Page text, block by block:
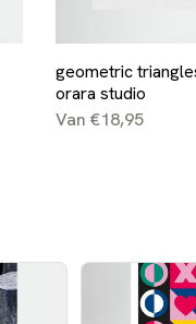
geometric
orara studio
Van €18,95